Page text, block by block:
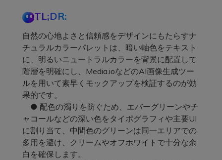
TL;DR:
自然の心地よさと信頼感をデザインにもたらすナ
チュラルカラーパレットは、暗い軸色をテキスト
に、明るいニュートラルカラーを背景に配置して
階層を明確にし、Media.ioなどのAI画像生成ツー
ルを用いて素早くモックアップを検証するのが効
果的です。
● 配色の濁りを防ぐため、エバーグリーンやチ
ャコールなどの深い色をタイポグラフィや主要UI
に割り当て、中間色のグリーンは同一エリアでの
多用を避け、クリームやオフホワイトで十分な余
白を確保します。